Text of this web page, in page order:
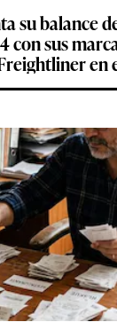
su balance
con sus
en